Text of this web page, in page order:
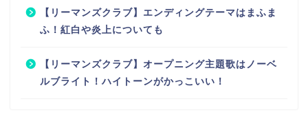
【リーマンズクラブ】エンディングテーマはまふま
ふ！紅白や炎上についても
【リーマンズクラブ】オープニング主題歌はノーベ
ルブライト！ハイトーンがかっこいい！